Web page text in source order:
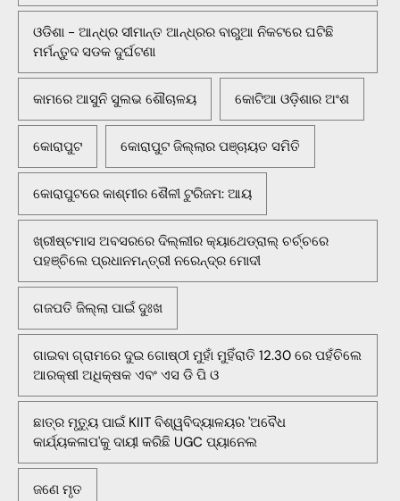
ଓଡିଶା - ଆନ୍ଧ୍ର ସୀମାନ୍ତ ଆନ୍ଧ୍ରର ବାରୁଆ ନିକଟରେ ଘଟିଛି
ମର୍ମନ୍ତୁଦ ସଡକ ଦୁର୍ଘଟଣା
କାମରେ ଆସୁନି ସୁଲଭ ଶୌଚାଳୟ କୋଟିଆ ଓଡ଼ିଶାର ଅଂଶ
କୋରାପୁଟ କୋରାପୁଟ ଜିଲ୍ଲାର ପଞ୍ଚାୟତ ସମିତି
କୋରାପୁଟରେ କାଶ୍ମୀର ଶୈଳୀ ଟୁରିଜମ: ଆୟ
ଖ୍ରୀଷ୍ଟମାସ ଅବସରରେ ଦିଲ୍ଲୀର କ୍ୟାଥେଡ୍ରାଲ୍ ଚର୍ଚ୍ଚରେ
ପହଞ୍ଚିଲେ ପ୍ରଧାନମନ୍ତ୍ରୀ ନରେନ୍ଦ୍ର ମୋଦୀ
ଗଜପତି ଜିଲ୍ଲା ପାଇଁ ଦୁଃଖ
ଗାଇବା ଗ୍ରାମରେ ଦୁଇ ଗୋଷ୍ଠୀ ମୁହାଁ ମୁହିଁରାତି 12.30 ରେ ପହଁଚିଲେ
ଆରକ୍ଷୀ ଅଧିକ୍ଷକ ଏବଂ ଏସ ଡି ପି ଓ
ଛାତ୍ର ମୃତ୍ୟୁ ପାଇଁ KIIT ବିଶ୍ୱବିଦ୍ୟାଳୟର 'ଅବୈଧ
କାର୍ଯ୍ୟକଳାପ'କୁ ଦାୟୀ କରିଛି UGC ପ୍ୟାନେଲ
ଜଣେ ମୃତ